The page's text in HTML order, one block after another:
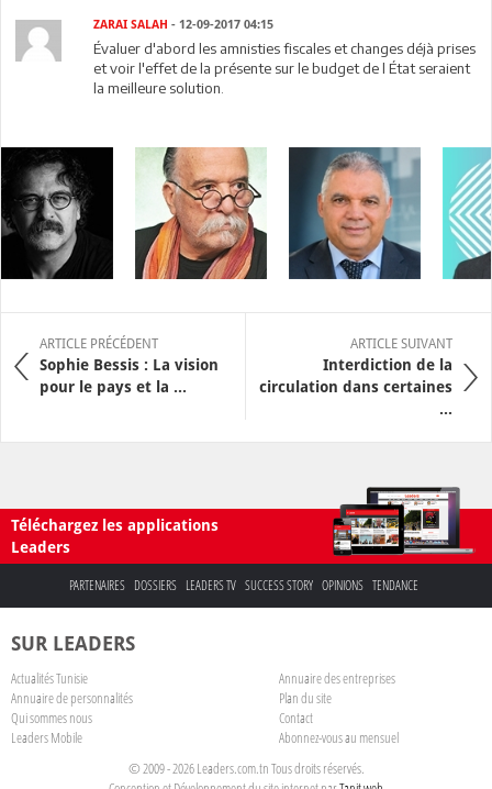
ZARAI SALAH - 12-09-2017 04:15
Évaluer d'abord les amnisties fiscales et changes déjà prises
et voir l'effet de la présente sur le budget de l État seraient
la meilleure solution.
ARTICLE PRÉCÉDENT
Sophie Bessis : La vision
pour le pays et la ...
ARTICLE SUIVANT
Interdiction de la
circulation dans certaines
...
Téléchargez les applications
Leaders
PARTENAIRES DOSSIERS LEADERS TV SUCCESS STORY OPINIONS TENDANCE
SUR LEADERS
Actualités Tunisie
Annuaire des entreprises
Annuaire de personnalités
Plan du site
Qui sommes nous
Contact
Leaders Mobile
Abonnez-vous au mensuel
© 2009 - 2026 Leaders.com.tn Tous droits réservés.